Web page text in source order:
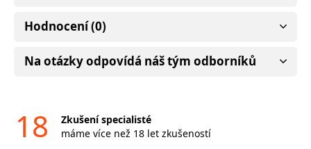
Hodnocení (0)
Na otázky odpovídá náš tým odborníků
18
Zkušení specialisté
máme více než 18 let zkušeností